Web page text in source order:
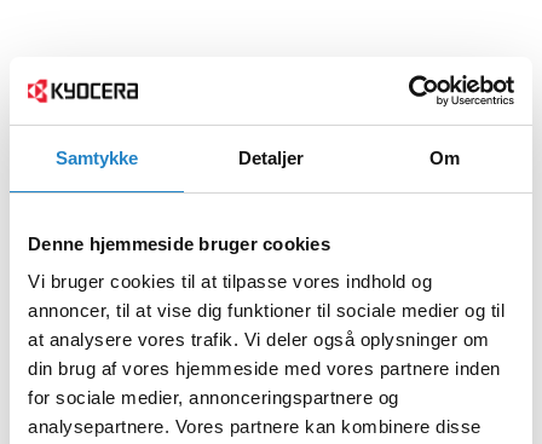
Samtykke Detaljer Om
Denne hjemmeside bruger cookies
Vi bruger cookies til at tilpasse vores indhold og
annoncer, til at vise dig funktioner til sociale medier og til
at analysere vores trafik. Vi deler også oplysninger om
din brug af vores hjemmeside med vores partnere inden
for sociale medier, annonceringspartnere og
analysepartnere. Vores partnere kan kombinere disse